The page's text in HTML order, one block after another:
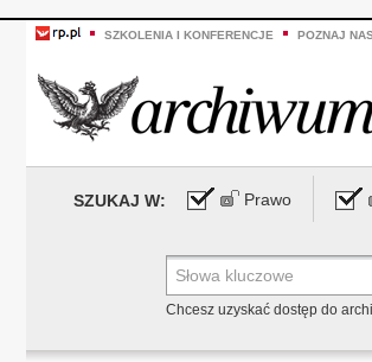
SZKOLENIA I KONFERENCJE POZNAJ
SZUKAJ W: Prawo
Chcesz uzyskać dostęp do